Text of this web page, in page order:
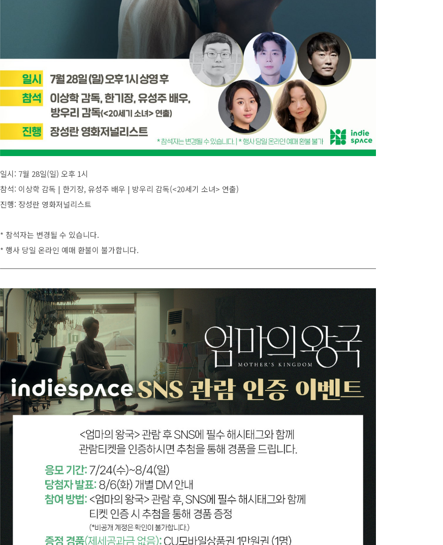
일시: 7월 28일(일) 오후 1시
참석: 이상학 감독 | 한기장, 유성주 배우 | 방우리 감독(<20세기 소녀> 연출)
진행: 장성란 영화저널리스트
* 참석자는 변경될 수 있습니다.
* 행사 당일 온라인 예매 환불이 불가합니다.